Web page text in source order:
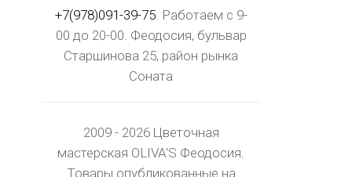
+7(978)091-39-75. Работаем с 9-
00 до 20-00. Феодосия, бульвар
Старшинова 25, район рынка
Соната
2009 - 2026 Цветочная
мастерская OLIVA'S Феодосия.
Товары опубликованные на